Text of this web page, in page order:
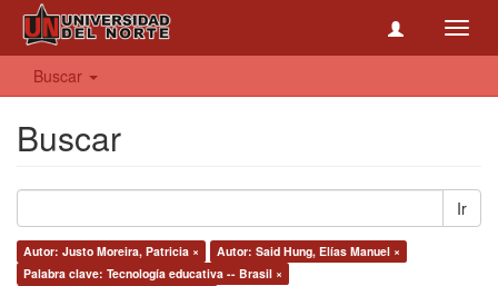
Buscar
Buscar
Ir
Autor: Justo Moreira, Patricia ×
Autor: Said Hung, Elías Manuel ×
Palabra clave: Tecnología educativa -- Brasil ×